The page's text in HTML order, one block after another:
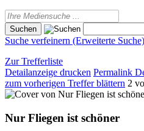
Suche verfeinern (Erweiterte Suche)
Zur Trefferliste
Detailanzeige drucken Permalink
zum vorherigen Treffer blättern 2
Nur Fliegen ist schöner